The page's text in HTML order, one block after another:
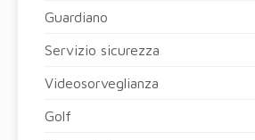
Guardiano
Servizio sicurezza
Videosorveglianza
Golf